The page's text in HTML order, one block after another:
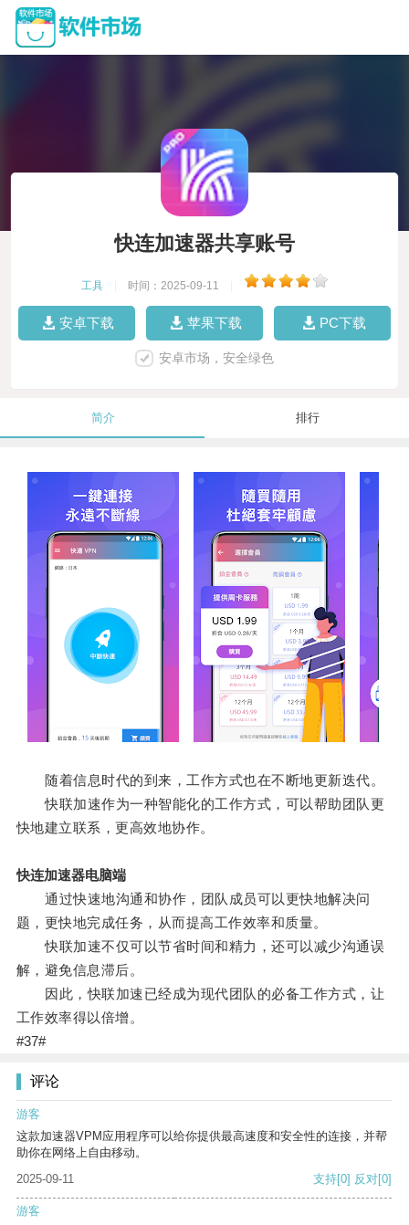
快连加速器共享账号
工具 时间：2025-09-11
安卓下载 苹果下载 PC下载
安卓市场，安全绿色
简介 排行
随着信息时代的到来，工作方式也在不断地更新迭代。
快联加速作为一种智能化的工作方式，可以帮助团队更
快地建立联系，更高效地协作。
快连加速器电脑端
通过快速地沟通和协作，团队成员可以更快地解决问
题，更快地完成任务，从而提高工作效率和质量。
快联加速不仅可以节省时间和精力，还可以减少沟通误
解，避免信息滞后。
因此，快联加速已经成为现代团队的必备工作方式，让
工作效率得以倍增。
#37#
评论
游客
这款加速器VPM应用程序可以给你提供最高速度和安全性的连接，并帮
助你在网络上自由移动。
2025-09-11
支持[0] 反对[0]
游客